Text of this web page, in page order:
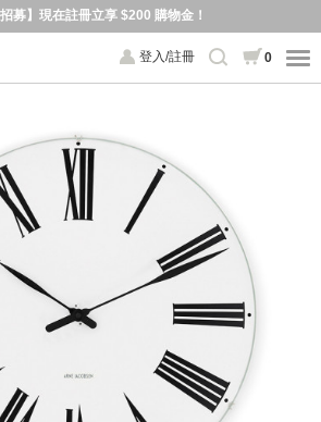
招募】現在註冊立享 $200 購物金！
登入/註冊 0